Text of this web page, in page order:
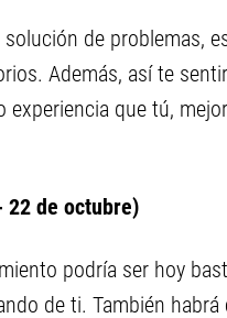
de problemas,
Además, así te
experiencia que tú,
22 de octubre)
podría ser hoy
de ti. También